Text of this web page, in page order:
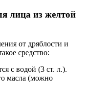
лица из желтой
от дряблости и
средство:
с водой (3 ст. л.).
масла (можно